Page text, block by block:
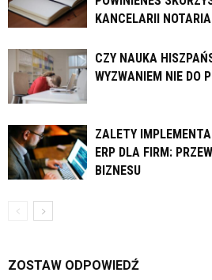
KANCELARII
CZY NAUKA
WYZWANIEM NIE DO
ZALETY
ERP DLA FIRM:
BIZNESU
ZOSTAW ODPOWIEDŹ